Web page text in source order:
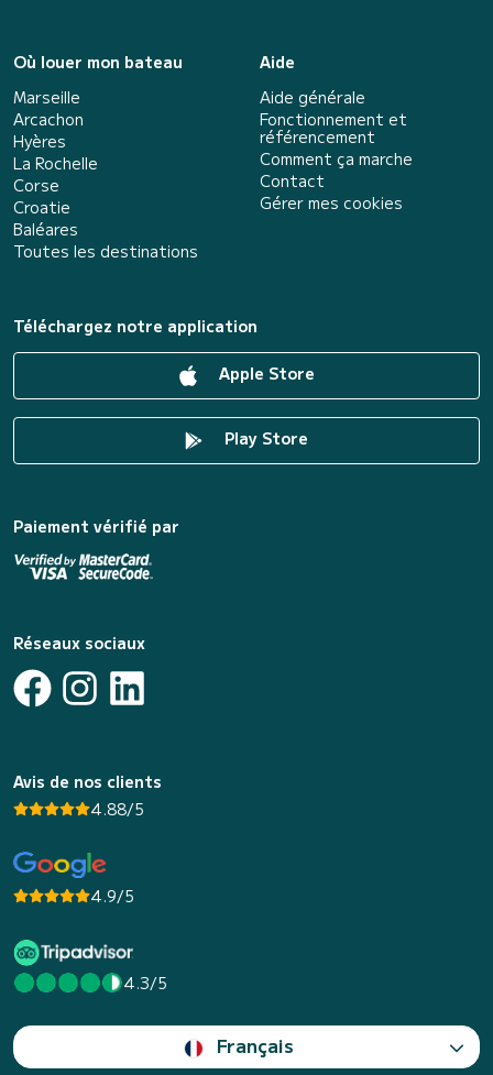
Où louer mon bateau
Marseille
Arcachon
Hyères
La Rochelle
Corse
Croatie
Baléares
Toutes les destinations
Aide
Aide générale
Fonctionnement et
référencement
Comment ça marche
Contact
Gérer mes cookies
Téléchargez notre application
Apple Store
Play Store
Paiement vérifié par
Réseaux sociaux
Avis de nos clients
4.88/5
4.9/5
4.3/5
Français